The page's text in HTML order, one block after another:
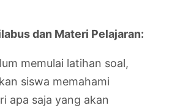
dan Materi Pelajaran:
memulai latihan soal,
siswa memahami
apa saja yang akan